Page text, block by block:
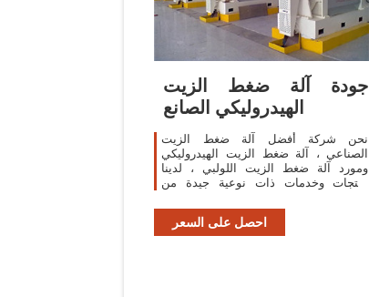
جودة آلة ضغط الزيت
الهيدروليكي الصانع
نحن شركة أفضل آلة ضغط الزيت
الصناعي ، آلة ضغط الزيت الهيدروليكي
ومورد آلة ضغط الزيت اللولبي ، لدينا
منتجات وخدمات ذات نوعية جيدة من
احصل على السعر